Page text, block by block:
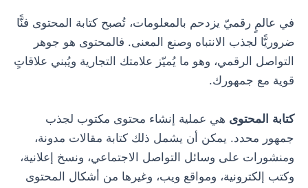
في عالمٍ رقميّ يزدحم بالمعلومات، تُصبح كتابة المحتوى فنًّا
ضروريًّا لجذب الانتباه وصنع المعنى. فالمحتوى هو جوهر
التواصل الرقمي، وهو ما يُميّز علامتك التجارية ويُبني علاقاتٍ
قوية مع جمهورك.
كتابة المحتوى هي عملية إنشاء محتوى مكتوب لجذب
جمهور محدد. يمكن أن يشمل ذلك كتابة مقالات مدونة،
ومنشورات على وسائل التواصل الاجتماعي، ونسخ إعلانية،
وكتب إلكترونية، ومواقع ويب، وغيرها من أشكال المحتوى